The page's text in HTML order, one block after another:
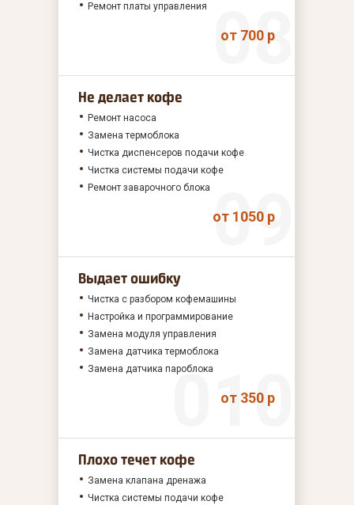
Ремонт платы управления
от 700 р
Не делает кофе
Ремонт насоса
Замена термоблока
Чистка диспенсеров подачи кофе
Чистка системы подачи кофе
Ремонт заварочного блока
от 1050 р
Выдает ошибку
Чистка с разбором кофемашины
Настройка и программирование
Замена модуля управления
Замена датчика термоблока
Замена датчика пароблока
от 350 р
Плохо течет кофе
Замена клапана дренажа
Чистка системы подачи кофе